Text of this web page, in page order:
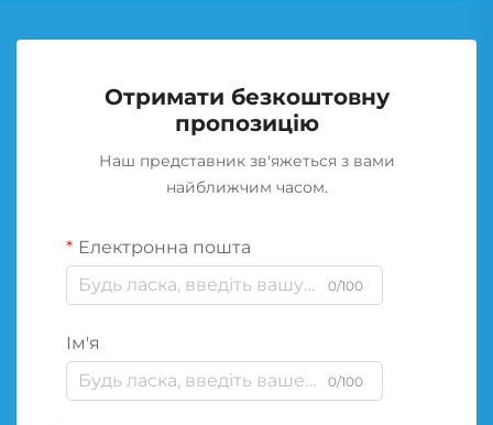
Отримати безкоштовну
пропозицію
Наш представник зв'яжеться з вами
найближчим часом.
Електронна пошта
0/100
Ім'я
0/100